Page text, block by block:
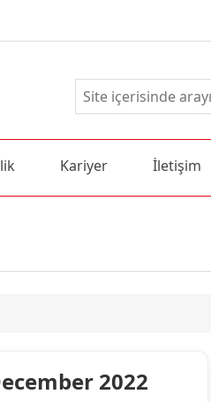
Kariyer İletişim
2022